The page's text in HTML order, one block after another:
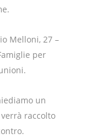
Melloni, 27 –
per
un
raccolto